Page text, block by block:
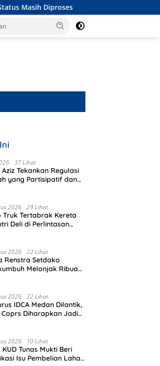
Ekspedisi Merah Putih Presisi Jangkau
37 Lihat
Tekankan Regulasi
yang Partisipatif dan
2026 29 Lihat
Truk Tertabrak Kereta
Deli di Perlintasan
2026 22 Lihat
Renstra Setdako
Melonjak Ribuan
2026 22 Lihat
IDCA Medan Dilantik,
Coprs Diharapkan Jadi
2026 10 Lihat
KUD Tunas Mukti Beri
Isu Pembelian Lahan